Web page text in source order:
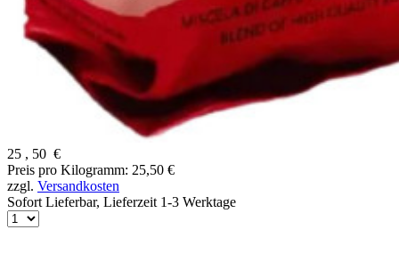
25 , 50 €
Preis pro Kilogramm: 25,50 €
zzgl. Versandkosten
Sofort Lieferbar, Lieferzeit 1-3 Werktage